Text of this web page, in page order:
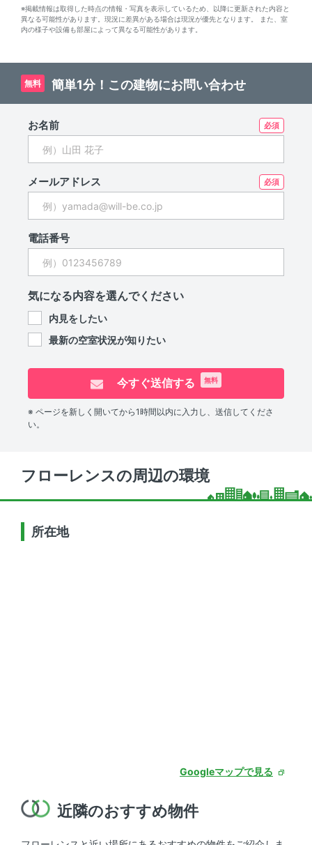
※掲載情報は取得した時点の情報・写真を表示しているため、以降に更新された内容と
異なる可能性があります。現況に差異がある場合は現況が優先となります。 また、室
内の様子や設備も部屋によって異なる可能性があります。
無料 簡単1分！この建物にお問い合わせ
お名前
メールアドレス
電話番号
気になる内容を選んでください
内見をしたい
最新の空室状況が知りたい
今すぐ送信する 無料
※ ページを新しく開いてから1時間以内に入力し、送信してくださ
い。
フローレンスの周辺の環境
所在地
Googleマップで見る
近隣のおすすめ物件